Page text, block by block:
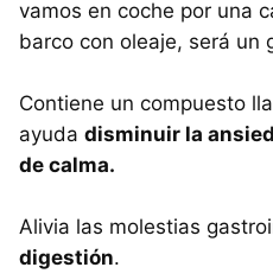
vamos en coche por una
barco con oleaje, será un
Contiene un compuesto
ayuda disminuir la
de calma.
Alivia las molestias
digestión.